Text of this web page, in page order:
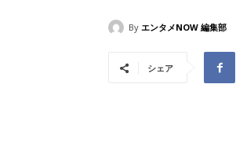
By エンタメNOW 編集部
シェア